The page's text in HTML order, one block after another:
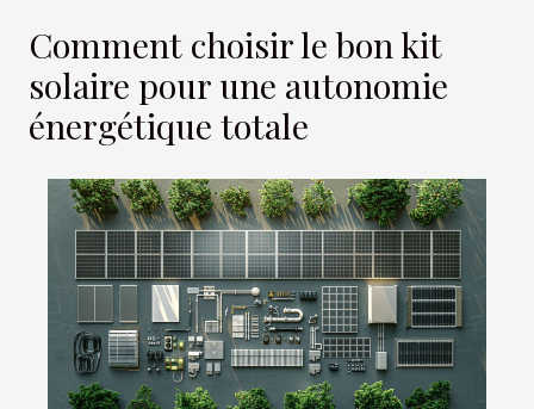
Comment choisir le bon kit
solaire pour une autonomie
énergétique totale